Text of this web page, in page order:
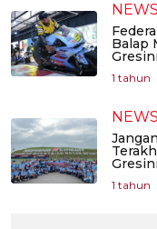
NEWS
Balap
1 tahun
NEWS
1 tahun